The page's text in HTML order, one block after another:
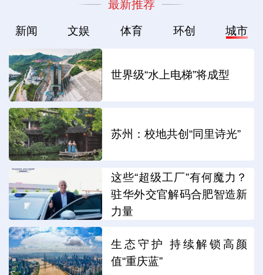
最新推荐
新闻 文娱 体育 环创 城市
世界级“水上电梯”将成型
苏州：校地共创“同里诗光”
这些“超级工厂”有何魔力？
驻华外交官解码合肥智造新
力量
生态守护 持续解锁高颜
值“重庆蓝”